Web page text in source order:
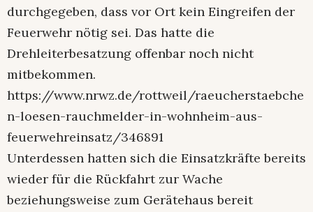
durchgegeben, dass vor Ort kein Eingreifen der
Feuerwehr nötig sei. Das hatte die
Drehleiterbesatzung offenbar noch nicht
mitbekommen.
https://www.nrwz.de/rottweil/raeucherstaebche
n-loesen-rauchmelder-in-wohnheim-aus-
feuerwehreinsatz/346891
Unterdessen hatten sich die Einsatzkräfte bereits
wieder für die Rückfahrt zur Wache
beziehungsweise zum Gerätehaus bereit